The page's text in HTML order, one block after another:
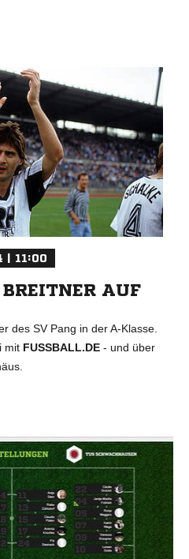
NACHRICHT
* Pflichtfelder
| 11:00
AUF
des SV Pang in der A-Klasse.
mit FUSSBALL.DE- und über